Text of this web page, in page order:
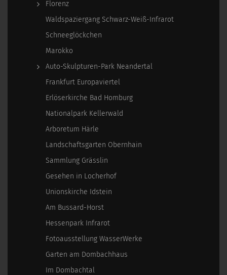
Florenz
Waldspaziergang Schwarz-Weiß-Infrarot
Schneeglöckchen
Marokko
Auto-Skulpturen-Park Neandertal
Frankfurt Europaviertel
Erlöserkirche Bad Homburg
Nationalpark Kellerwald
Arboretum Härle
Landschaftsgarten Obernhain
Sammlung Grässlin
Gesehen in Locherhof
Unionskirche Idstein
Am Bussard-Horst
Hessenpark Infrarot
Fotoausstellung WasserWerke
Garten am Dombachhaus
Im Dombachtal